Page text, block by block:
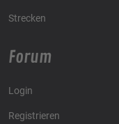
Strecken
Forum
Login
Registrieren